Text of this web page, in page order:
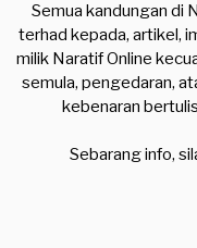
Semua kandungan di
terhad kepada, artikel,
milik Naratif Online
semula, pengedaran,
kebenaran
Sebarang info,